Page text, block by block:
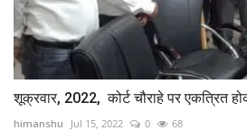
शूक्रवार, 2022, कोर्ट चौराहे पर एकत्रित
himanshu Jul 15, 2022 0 68